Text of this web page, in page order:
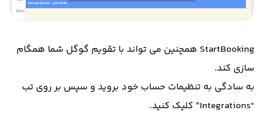
StartBooking همچنین می تواند با تقویم گوگل شما همگام
سازی کند.
به سادگی به تنظیمات حساب خود بروید و سپس بر روی تب
“Integrations” کلیک کنید.